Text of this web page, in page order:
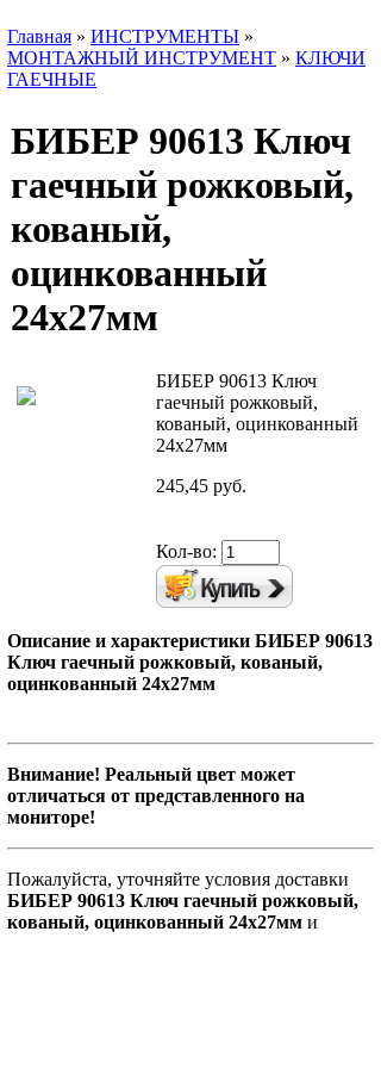
Главная » ИНСТРУМЕНТЫ »
МОНТАЖНЫЙ ИНСТРУМЕНТ » КЛЮЧИ
ГАЕЧНЫЕ
БИБЕР 90613 Ключ
гаечный рожковый,
кованый,
оцинкованный
24х27мм
БИБЕР 90613 Ключ
гаечный рожковый,
кованый, оцинкованный
24х27мм
245,45 руб.
Кол-во:
Описание и характеристики БИБЕР 90613
Ключ гаечный рожковый, кованый,
оцинкованный 24х27мм
Внимание! Реальный цвет может
отличаться от представленного на
мониторе!
Пожалуйста, уточняйте условия доставки
БИБЕР 90613 Ключ гаечный рожковый,
кованый, оцинкованный 24х27мм и